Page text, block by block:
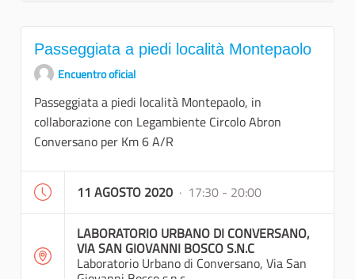
Passeggiata a piedi località Montepaolo
Encuentro oficial
Passeggiata a piedi località Montepaolo, in
collaborazione con Legambiente Circolo Abron
Conversano per Km 6 A/R
11 AGOSTO 2020 · 17:30 - 20:00
LABORATORIO URBANO DI CONVERSANO,
VIA SAN GIOVANNI BOSCO S.N.C
Laboratorio Urbano di Conversano, Via San